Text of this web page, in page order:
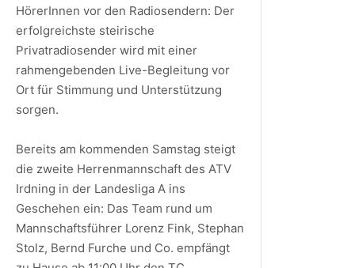
HörerInnen vor den Radiosendern: Der
erfolgreichste steirische
Privatradiosender wird mit einer
rahmengebenden Live-Begleitung vor
Ort für Stimmung und Unterstützung
sorgen.
Bereits am kommenden Samstag steigt
die zweite Herrenmannschaft des ATV
Irdning in der Landesliga A ins
Geschehen ein: Das Team rund um
Mannschaftsführer Lorenz Fink, Stephan
Stolz, Bernd Furche und Co. empfängt